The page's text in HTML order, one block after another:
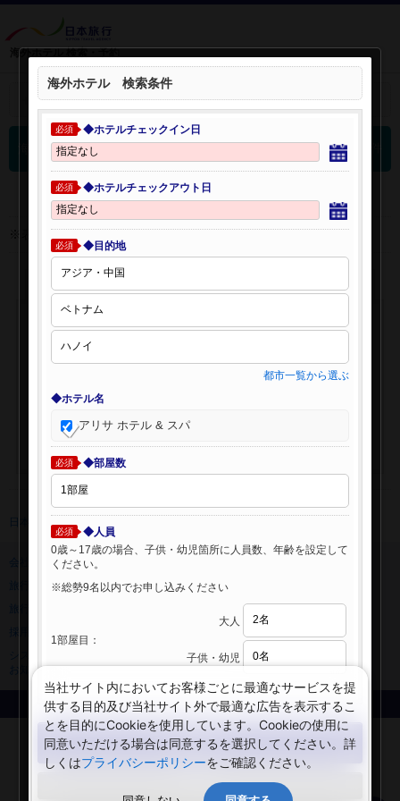
海外ホテル 検索・予約
検索条件を開く：
海外ホテル 検索結果
※表示金額はオンライン予約時の金額です。
日本旅行 トップ
旅行業登録票・約款
規約集
ニュースリリース
サイトマップ
お知らせ
Copyright © NIPPON TRAVEL AGENCY Co.,LTD. All rights reserved.
海外ホテル 検索条件
必須 ◆ホテルチェックイン日
必須 ◆ホテルチェックアウト日
必須 ◆目的地
都市一覧から選ぶ
◆ホテル名
アリサ ホテル & スパ
必須 ◆部屋数
必須
◆人員
0歳～17歳の場合、子供・幼児箇所に人員数、年齢を設定して
ください。
※総勢9名以内でお申し込みください
1部屋目：
大人
子供・幼児
検索する
閉じる
当社サイト内においてお客様ごとに最適なサービスを提
供する目的及び当社サイト外で最適な広告を表示するこ
とを目的にCookieを使用しています。Cookieの使用に
同意いただける場合は同意するを選択してください。詳
しくはプライバシーポリシーをご確認ください。